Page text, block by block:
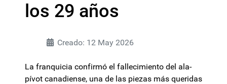
los 29 años
Creado: 12 May 2026
La franquicia confirmó el fallecimiento del ala-
pívot canadiense, una de las piezas más queridas